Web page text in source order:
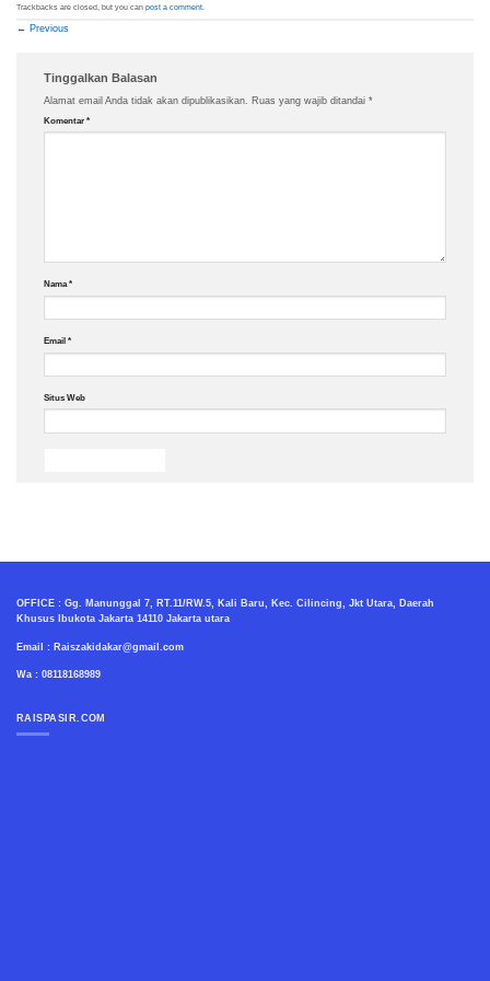
Trackbacks are closed, but you can post a comment.
← Previous
Tinggalkan Balasan
Alamat email Anda tidak akan dipublikasikan. Ruas yang wajib ditandai *
Komentar *
Nama*
Email *
Situs Web
OFFICE : Gg. Manunggal 7, RT.11/RW.5, Kali Baru, Kec. Cilincing, Jkt Utara, Daerah
Khusus Ibukota Jakarta 14110 Jakarta utara
Email : Raiszakidakar@gmail.com
Wa : 08118168989
RAISPASIR.COM